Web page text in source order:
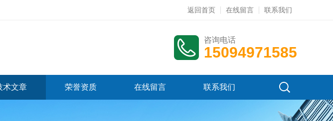
返回首页 在线留言 联系我们
咨询电话
15094971585
术文章 荣誉资质 在线留言 联系我们